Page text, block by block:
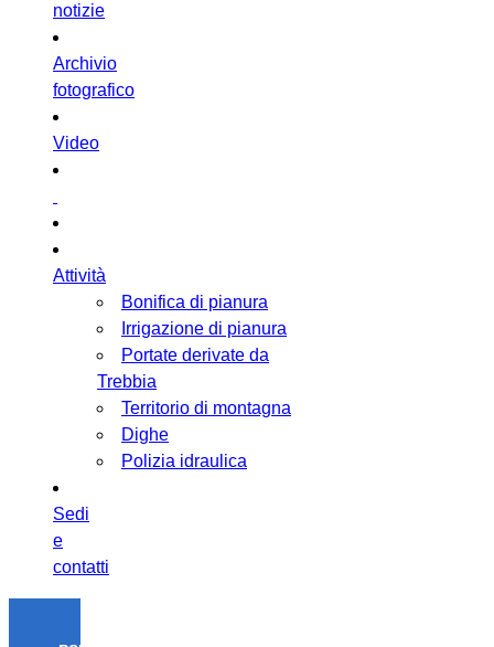
notizie
Archivio
fotografico
Video
Attività
Bonifica di pianura
Irrigazione di pianura
Portate derivate da
Trebbia
Territorio di montagna
Dighe
Polizia idraulica
Sedi
e
contatti